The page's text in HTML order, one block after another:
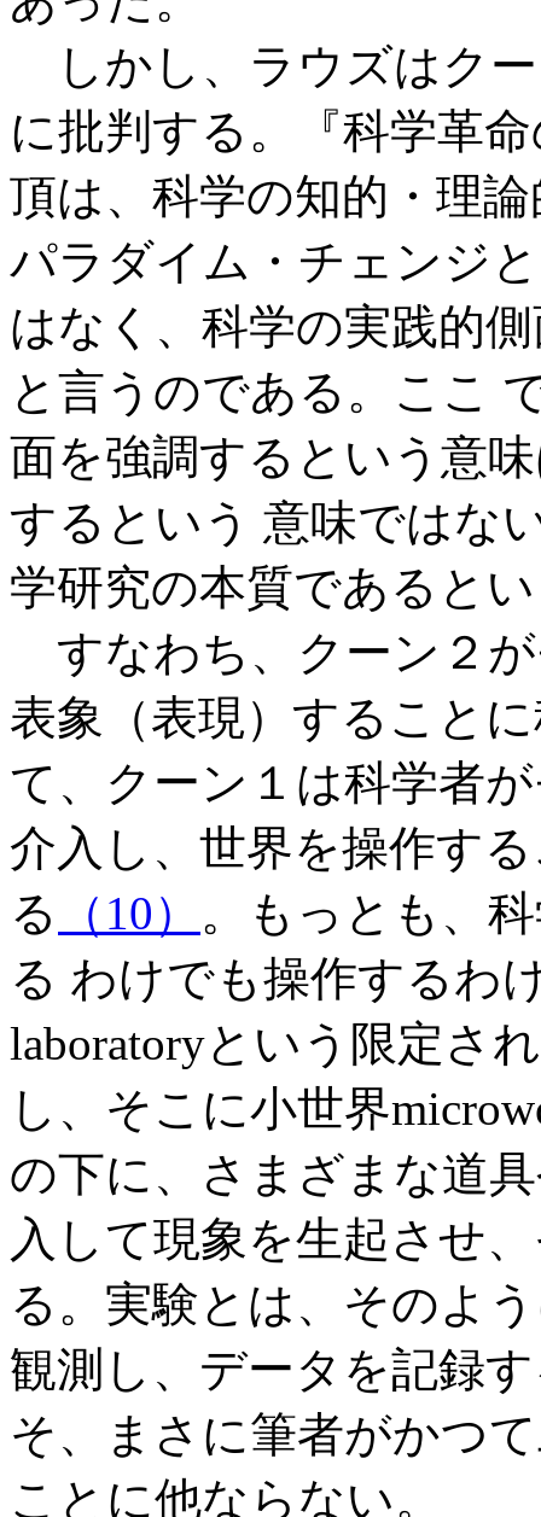
しかし、ラウズはク
に批判する。『科学革
頂は、科学の知的・理
パラダイム・チェンジ
はなく、科学の実践的
と言うのである。ここ
面を強調するという意
するという 意味ではな
学研究の本質であると
すなわち、クーン２
表象（表現）すること
て、クーン１は科学者
介入し、世界を操作す
る
（10） 。もっとも、
る わけでも操作するわ
laboratoryという限定さ
し、そこに小世界
の下に、さまざまな道
入して現象を生起させ
る。実験とは、そのよ
観測し、データを記録
そ、まさに筆者がかつ
ことに他ならない。